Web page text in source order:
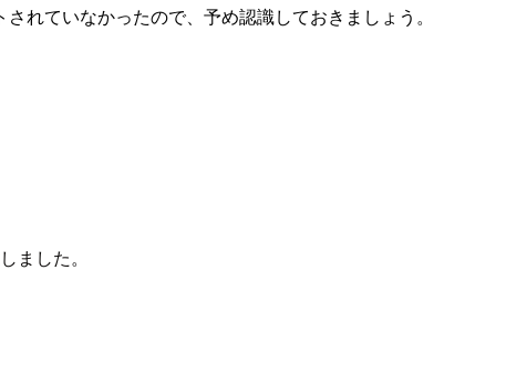
れていなかったので、予め認識しておきましょう。
ました。